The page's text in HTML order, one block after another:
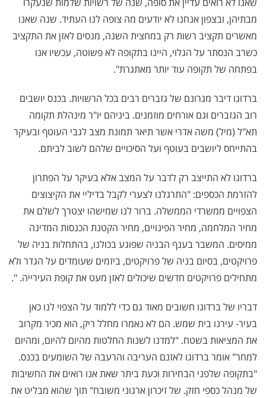
מבתיהן, ובצפון אנחנו לא יודעים מה צופה לנו העתיד. שנה שאנו
מאשרים תקציב רשות רק במחצית השנה, מנסים לאזן את התקציב
כשרב הנסתר על הגלוי, היינו בתקופה לא פשוטה, עכשיו אנו
בפתחה של תקופה עוד יותר מאתגרת".
ברדוגו דיבר מגרונם של גזברים רבים בכל הרשויות. בכנס יושבים
רוב הגזברים וגם אורחים מוזמנים. ביניהם יו"ר מינהלת תקומה
תא"ל (מיל) משה אדרי אשר תיאר תמונת מצב לגבי העוטף ובעיקר
בהתייחס ליושבים בעוטף ועל הסיכויים שלהם לשוב לביתם.
ברדוגו לא התייצב רק לדבר על המצב אלא בעיקר על הפתרון
להזרמת הכספים: "התרגלנו לצערי לקבל בדיליי את הקיצוצים
הצפויים ממשרדי הממשלה. ברור לנו שמישהו יצטרך לשלם את
מחיר המלחמה, מחיר הפינויים, מחיר הקטנת הכנסות המדינה
ממיסים. המשבר בענף הבניה שפוגע בכולנו, בהתחלות בניה של
פרויקטים, בסיום בניה של פרויקטים, ביזמים שעומדים על הגדר ולא
מתחילים פרויקטים חדשים שיכולים לאזן מעט את קופת העירייה. ".
דבריו של ברדוגו חשובים מאוד גם כדי ללמוד על הצפוי לנו כאן
בעיר- עירנו בית שמש. הם לא נאמרו מחלל ריק, הוא מכיר מקרוב
את המציאות בשטח. "למדנו לשנות החלטות מהיום להיום, ומהיום
למחר" אומר ברדוגו לאזנם העריבה והרעבה של השומעים בכנס.
"בתקופה שלפני הבחירות וכעת ביתר שאת אנו רואים את החשיבות
של מנהל כספי חזק. של זיכרון ארגוני משובח" תוך שהוא מבליט את